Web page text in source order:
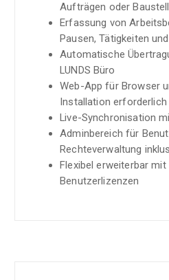
Aufträgen oder
Erfassung von
Pausen, Tätigkeiten
Automatische
LUNDS Büro
Web-App für Browser
Installation erforderlich
Live-Synchronisation
Adminbereich für
Rechteverwaltung
Flexibel erweiterbar mit
Benutzerlizenzen